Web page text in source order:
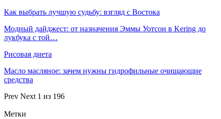
Как выбрать лучшую судьбу: взгляд с Востока
Модный дайджест: от назначения Эммы Уотсон в Kering до
лукбука с той…
Рисовая диета
Масло масляное: зачем нужны гидрофильные очищающие
средства
Prev Next 1 из 196
Метки